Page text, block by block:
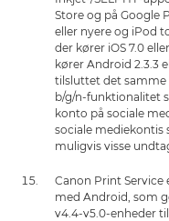
Store og på Google
eller nyere og iPod
der kører iOS 7.0
kører Android 2.3.3
tilsluttet det samme
b/g/n-funktionalitet
konto på sociale
sociale mediekontis
muligvis visse
Canon Print
med Android, som
v4.4-v5.0-enheder